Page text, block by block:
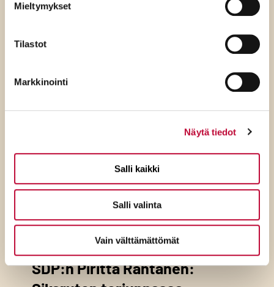
Mieltymykset
Tilastot
Markkinointi
Näytä tiedot
Salli kaikki
Salli valinta
Vain välttämättömät
7.8.2026
SDP:n Piritta Rantanen: